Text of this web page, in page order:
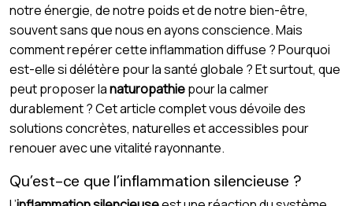
notre énergie, de notre poids et de notre bien-être,
souvent sans que nous en ayons conscience. Mais
comment repérer cette inflammation diffuse ? Pourquoi
est-elle si délétère pour la santé globale ? Et surtout, que
peut proposer lanaturopathiepour la calmer
durablement ? Cet article complet vous dévoile des
solutions concrètes, naturelles et accessibles pour
renouer avec une vitalité rayonnante.
Qu’est-ce que l’inflammation silencieuse ?